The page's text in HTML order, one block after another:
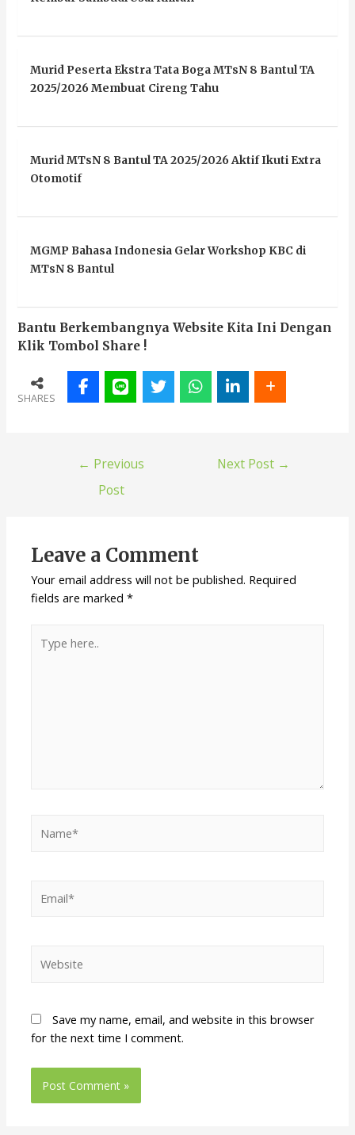
Murid Peserta Ekstra Tata Boga MTsN 8 Bantul TA
2025/2026 Membuat Cireng Tahu
Murid MTsN 8 Bantul TA 2025/2026 Aktif Ikuti Extra
Otomotif
MGMP Bahasa Indonesia Gelar Workshop KBC di
MTsN 8 Bantul
Bantu Berkembangnya Website Kita Ini Dengan
Klik Tombol Share !
SHARES
← Previous
Post
Next Post →
Leave a Comment
Your email address will not be published. Required
fields are marked*
Save my name, email, and website in this browser
for the next time I comment.